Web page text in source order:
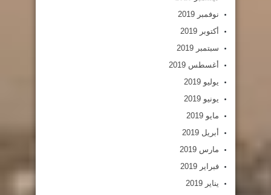
نوفمبر 2019
أكتوبر 2019
سبتمبر 2019
أغسطس 2019
يوليو 2019
يونيو 2019
مايو 2019
أبريل 2019
مارس 2019
فبراير 2019
يناير 2019